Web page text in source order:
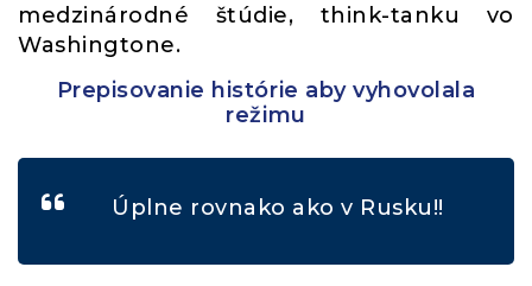
medzinárodné štúdie, think-tanku vo
Washingtone.
Prepisovanie histórie aby vyhovolala
režimu
Úplne rovnako ako v Rusku!!